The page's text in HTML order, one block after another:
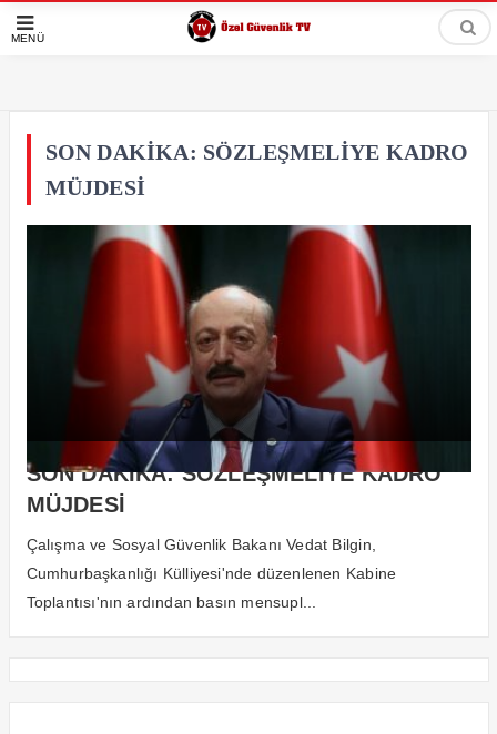
MENÜ
SON DAKİKA: SÖZLEŞMELİYE KADRO
MÜJDESİ
SON DAKİKA: SÖZLEŞMELİYE KADRO
MÜJDESİ
Çalışma ve Sosyal Güvenlik Bakanı Vedat Bilgin,
Cumhurbaşkanlığı Külliyesi'nde düzenlenen Kabine
Toplantısı'nın ardından basın mensupl...